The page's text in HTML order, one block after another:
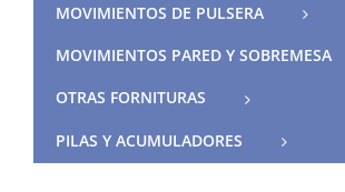
MOVIMIENTOS DE PULSERA
MOVIMIENTOS PARED Y SOBREMESA
OTRAS FORNITURAS
PILAS Y ACUMULADORES